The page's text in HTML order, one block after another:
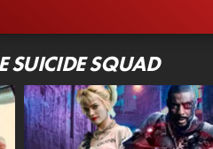
SUICIDE SQUAD